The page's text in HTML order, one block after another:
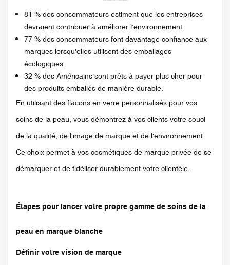
81 % des consommateurs estiment que les entreprises
devraient contribuer à améliorer l'environnement.
77 % des consommateurs font davantage confiance aux
marques lorsqu'elles utilisent des emballages
écologiques.
32 % des Américains sont prêts à payer plus cher pour
des produits emballés de manière durable.
En utilisant des flacons en verre personnalisés pour vos
soins de la peau, vous démontrez à vos clients votre souci
de la qualité, de l'image de marque et de l'environnement.
Ce choix permet à vos cosmétiques de marque privée de se
démarquer et de fidéliser durablement votre clientèle.
Étapes pour lancer votre propre gamme de soins de la
peau en marque blanche
Définir votre vision de marque